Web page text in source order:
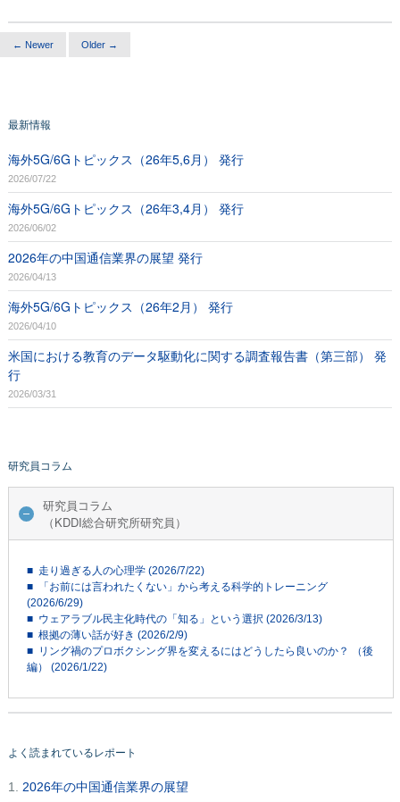
← Newer Older →
最新情報
海外5G/6Gトピックス（26年5,6月） 発行
2026/07/22
海外5G/6Gトピックス（26年3,4月） 発行
2026/06/02
2026年の中国通信業界の展望 発行
2026/04/13
海外5G/6Gトピックス（26年2月） 発行
2026/04/10
米国における教育のデータ駆動化に関する調査報告書（第三部） 発
行
2026/03/31
研究員コラム
研究員コラム
（KDDI総合研究所研究員）
■ 走り過ぎる人の心理学 (2026/7/22)
■ 「お前には言われたくない」から考える科学的トレーニング
(2026/6/29)
■ ウェアラブル民主化時代の「知る」という選択 (2026/3/13)
■ 根拠の薄い話が好き (2026/2/9)
■ リング禍のプロボクシング界を変えるにはどうしたら良いのか？ （後
編） (2026/1/22)
よく読まれているレポート
1. 2026年の中国通信業界の展望